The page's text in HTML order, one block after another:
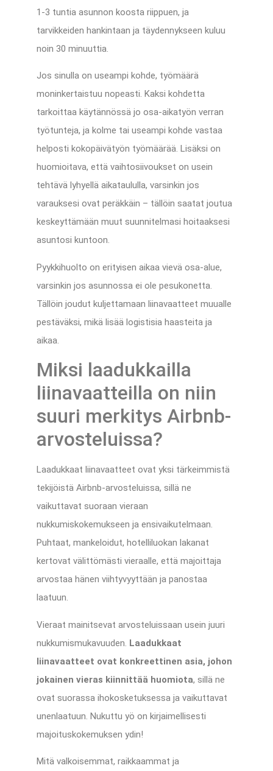
1-3 tuntia asunnon koosta riippuen, ja
tarvikkeiden hankintaan ja täydennykseen kuluu
noin 30 minuuttia.
Jos sinulla on useampi kohde, työmäärä
moninkertaistuu nopeasti. Kaksi kohdetta
tarkoittaa käytännössä jo osa-aikatyön verran
työtunteja, ja kolme tai useampi kohde vastaa
helposti kokopäivätyön työmäärää. Lisäksi on
huomioitava, että vaihtosiivoukset on usein
tehtävä lyhyellä aikataululla, varsinkin jos
varauksesi ovat peräkkäin – tällöin saatat joutua
keskeyttämään muut suunnitelmasi hoitaaksesi
asuntosi kuntoon.
Pyykkihuolto on erityisen aikaa vievä osa-alue,
varsinkin jos asunnossa ei ole pesukonetta.
Tällöin joudut kuljettamaan liinavaatteet muualle
pestäväksi, mikä lisää logistisia haasteita ja
aikaa.
Miksi laadukkailla
liinavaatteilla on niin
suuri merkitys Airbnb-
arvosteluissa?
Laadukkaat liinavaatteet ovat yksi tärkeimmistä
tekijöistä Airbnb-arvosteluissa, sillä ne
vaikuttavat suoraan vieraan
nukkumiskokemukseen ja ensivaikutelmaan.
Puhtaat, mankeloidut, hotelliluokan lakanat
kertovat välittömästi vieraalle, että majoittaja
arvostaa hänen viihtyvyyttään ja panostaa
laatuun.
Vieraat mainitsevat arvosteluissaan usein juuri
nukkumismukavuuden. Laadukkaat
liinavaatteet ovat konkreettinen asia, johon
jokainen vieras kiinnittää huomiota, sillä ne
ovat suorassa ihokosketuksessa ja vaikuttavat
unenlaatuun. Nukuttu yö on kirjaimellisesti
majoituskokemuksen ydin!
Mitä valkoisemmat, raikkaammat ja